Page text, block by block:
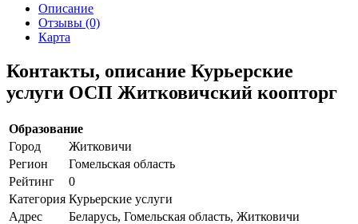
Описание
Отзывы (0)
Карта
Контакты, описание Курьерские
услуги ОСП Житковичский коопторг
Образование
Город
Житковичи
Регион
Гомельская область
Рейтинг
0
Категория Курьерские услуги
Адрес
Беларусь, Гомельская область, Житковичи